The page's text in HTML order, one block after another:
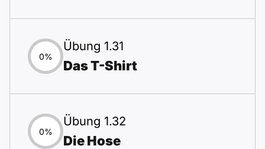
0%
Übung 1.31
Das T-Shirt
0%
Übung 1.32
Die Hose